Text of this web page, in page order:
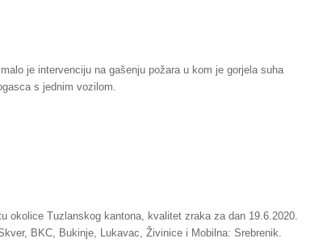
je intervenciju na gašenju požara u kom je gorjela suha
s jednim vozilom.
okolice Tuzlanskog kantona, kvalitet zraka za dan 19.6.2020.
BKC, Bukinje, Lukavac, Živinice i Mobilna: Srebrenik.